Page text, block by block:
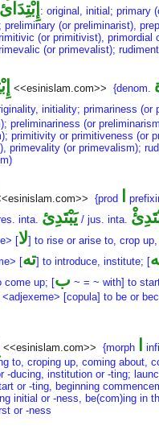
إِبْتِدَائ : original, initial; primary
preliminary (or preliminarist),
(or primitivist), primordial
(or primevalist);
<<esinislam.com>> {denom.
initiality; primariness (or
preliminariness (or
primitivity or primitiveness (or
primevality (or primevalism);
{prod
inta. يَبْتَدِئ / jus. inta.
[لا] to rise or arise to, crop
[ته] to introduce, institute; [
come up; [ب ~ = ~ with] to
[copula] to be or
<<esinislam.com>> {morph
to, croping up, coming about,
-ducing, institution or -ting;
or -ting, beginning
initial or -ness, be(com)ing in
or -ness